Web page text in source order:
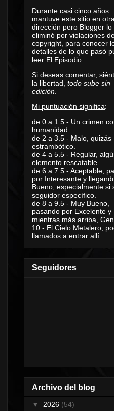
Durante casi cinco años
mantuve este sitio en
dirección pero Blogger lo
eliminó por violaciones
copyright, para conocer
detalles de lo que pasó
leer El Episodio
Si deseas comentar,
la libertad, todo sube sin
edición
Mi puntuación significa:
de 0 a 1.5 - Un crimen
humanidad.
de 2 a 3.5 - Malo, quizás
estrambótico.
de 4 a 5.5 - Regular,
elemento rescatable.
de 6 a 7.5 - Aceptable,
por Interesante y
Bueno, especialmente si
seguidor específico.
de 8 a 9.5 - Muy Bueno,
pasando por Excelente y
mientras más arriba,
10 - El Cielo Metalero,
llamados a entrar allí.
Seguidores
Archivo del blog
▼ 2026 (54)